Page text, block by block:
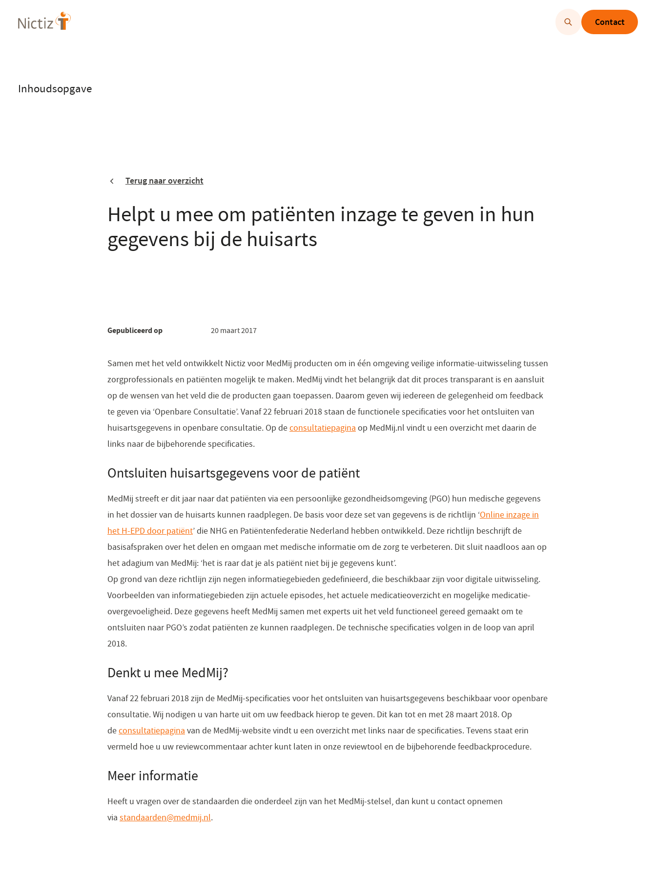
en
Contact
Inhoudsopgave
Terug naar overzicht
Helpt u mee om patiënten inzage te geven in hun
gegevens bij de huisarts
Gepubliceerd op 20 maart 2017
​​​​Samen met het veld ontwikkelt Nictiz voor MedMij producten om in één omgeving veilige informatie-uitwisseling tussen
zorgprofessionals en patiënten mogelijk te maken. MedMij vindt het belangrijk dat dit proces transparant is en aansluit
op de wensen van het veld die de producten gaan toepassen. Daarom geven wij iedereen de gelegenheid om feedback
te geven via ‘Openbare Consultatie’. Vanaf 22 februari 2018 staan de functionele specificaties voor het ontsluiten van
huisartsgegevens in openbare consultatie. Op deconsultatiepagina (opent
nieuw
op MedMij.nl vindt u een overzicht met daarin de
links naar de bijbehorende specificaties.
​Ontsluiten huisartsgegevens voor de patiënt
MedMij streeft er dit jaar naar dat patiënten via een persoonlijke gezondheidsomgeving (PGO) hun medische gegevens
in het dossier van de huisarts kunnen raadplegen. De basis voor deze set van gegevens is de richtlijn ‘Online inzage in
het H-EPD door patiënt(opent
in
een
nieuw
venster)
’ die NHG en Patiëntenfederatie Nederland hebben ontwikk​eld. Deze richtlijn beschrijft de
basisafspraken over het delen en omgaan met medische informatie om de zorg te verbeteren. Dit sluit naadloos aan op
het adagium van MedMij: ‘het is raar dat je als patiënt niet bij je gegevens kunt’.
Op grond van deze richtlijn zijn negen informatiegebieden gedefinieerd, die beschikbaar zijn voor digitale uitwisseling.
Voorbeelden van informatiegebieden zijn actuele episodes, het actuele medicatieoverzicht en mogelijke medicatie-
overgevoeligheid. Deze gegevens heeft MedMij samen met experts uit het veld functioneel gereed gemaakt om te
ontsluiten naar PGO’s zodat patiënten ze kunnen raadplegen. De technische specificaties volgen in de loop van april
2018.
​Denkt u mee MedMij?
Vanaf 22 februari 2018 zijn de MedMij-specificaties voor het ontsluiten van huisartsgegevens beschikbaar voor openbare
consultatie. Wij nodigen u van harte uit om uw feedback hierop te geven. Dit kan tot en met 28 maart 2018. Op
deconsultatiepagina (opent
in
nieuw
van de MedMij-website vindt u een overzicht met links naar de specificaties. Tevens staat erin
vermeld hoe u uw reviewcommentaar achter kunt laten in onze reviewtool en de bijbehorende feedbackprocedure.
​Meer informatie
Heeft u vragen over de standaarden die onderdeel zijn van het MedMij-stelsel, dan kunt u contact opnemen
via standaarden@medmij.nl(opent
.